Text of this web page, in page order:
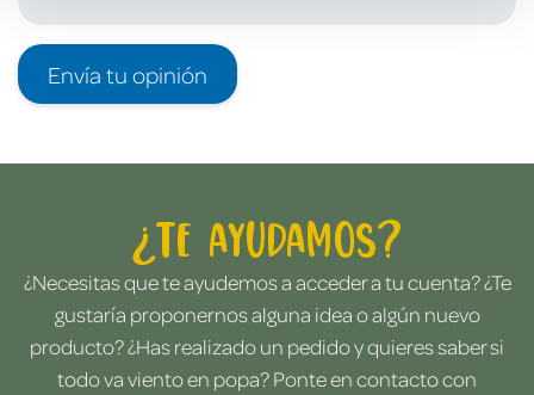
Envía tu opinión
¿Te ayudamos?
¿Necesitas que te ayudemos a acceder a tu cuenta? ¿Te
gustaría proponernos alguna idea o algún nuevo
producto? ¿Has realizado un pedido y quieres saber si
todo va viento en popa? Ponte en contacto con